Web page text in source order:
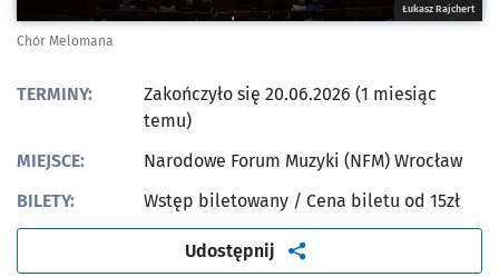
Łukasz Rajchert
Chór Melomana
TERMINY:
Zakończyło się 20.06.2026 (1 miesiąc
temu)
MIEJSCE:
Narodowe Forum Muzyki (NFM) Wrocław
BILETY:
Wstęp biletowany / Cena biletu od 15zł
Udostępnij artykuł